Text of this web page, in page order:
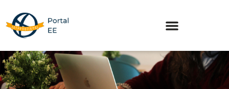
content